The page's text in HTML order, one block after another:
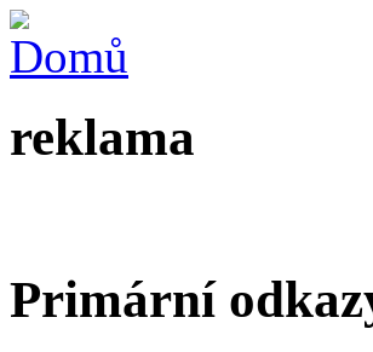
reklama
Primární